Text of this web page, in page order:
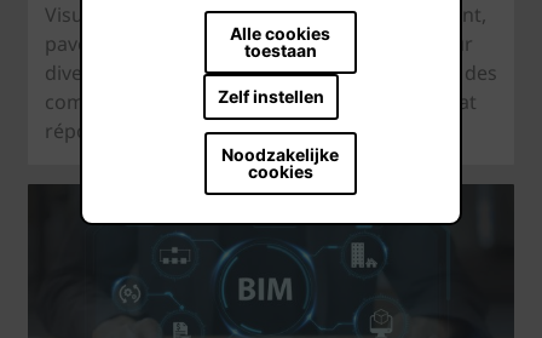
Alle cookies
toestaan
Zelf instellen
Noodzakelijke
cookies
Visualisez les textures des briques de parement,
pavés en terre cuite et tuiles de votre choix sur
diverses maisons témoin. Vous pouvez tester des
combinaisons infinies jusqu'à ce que le résultat
réponde pleinement à vos besoins.